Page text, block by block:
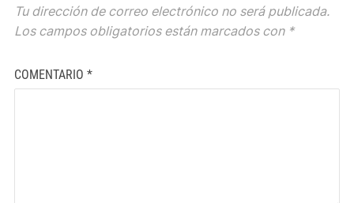
Tu dirección de correo electrónico no será publicada.
Los campos obligatorios están marcados con *
COMENTARIO *